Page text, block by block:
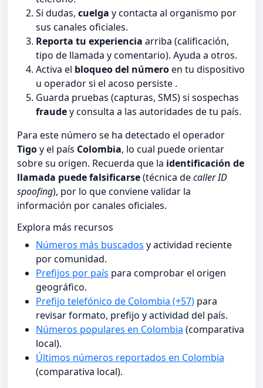
Si dudas, cuelga y contacta al organismo por
sus canales oficiales.
Reporta tu experiencia arriba (calificación,
tipo de llamada y comentario). Ayuda a otros.
Activa el bloqueo del númeroen tu dispositivo
u operador si el acoso persiste .
Guarda pruebas (capturas, SMS) si sospechas
fraudey consulta a las autoridades de tu país.
Para este número se ha detectado el operador
Tigoy el país Colombia, lo cual puede orientar
sobre su origen. Recuerda que la identificación de
llamada puede falsificarse(técnica decaller ID
spoofing), por lo que conviene validar la
información por canales oficiales.
Explora más recursos
Números más buscados y actividad reciente
por comunidad.
Prefijos por país para comprobar el origen
geográfico.
Prefijo telefónico de Colombia (+57) para
revisar formato, prefijo y actividad del país.
Números populares en Colombia (comparativa
local).
Últimos números reportados en Colombia
(comparativa local).